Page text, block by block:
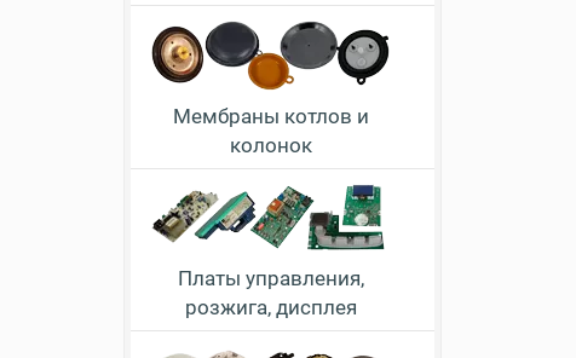
Мембраны котлов и
колонок
Платы управления,
розжига, дисплея